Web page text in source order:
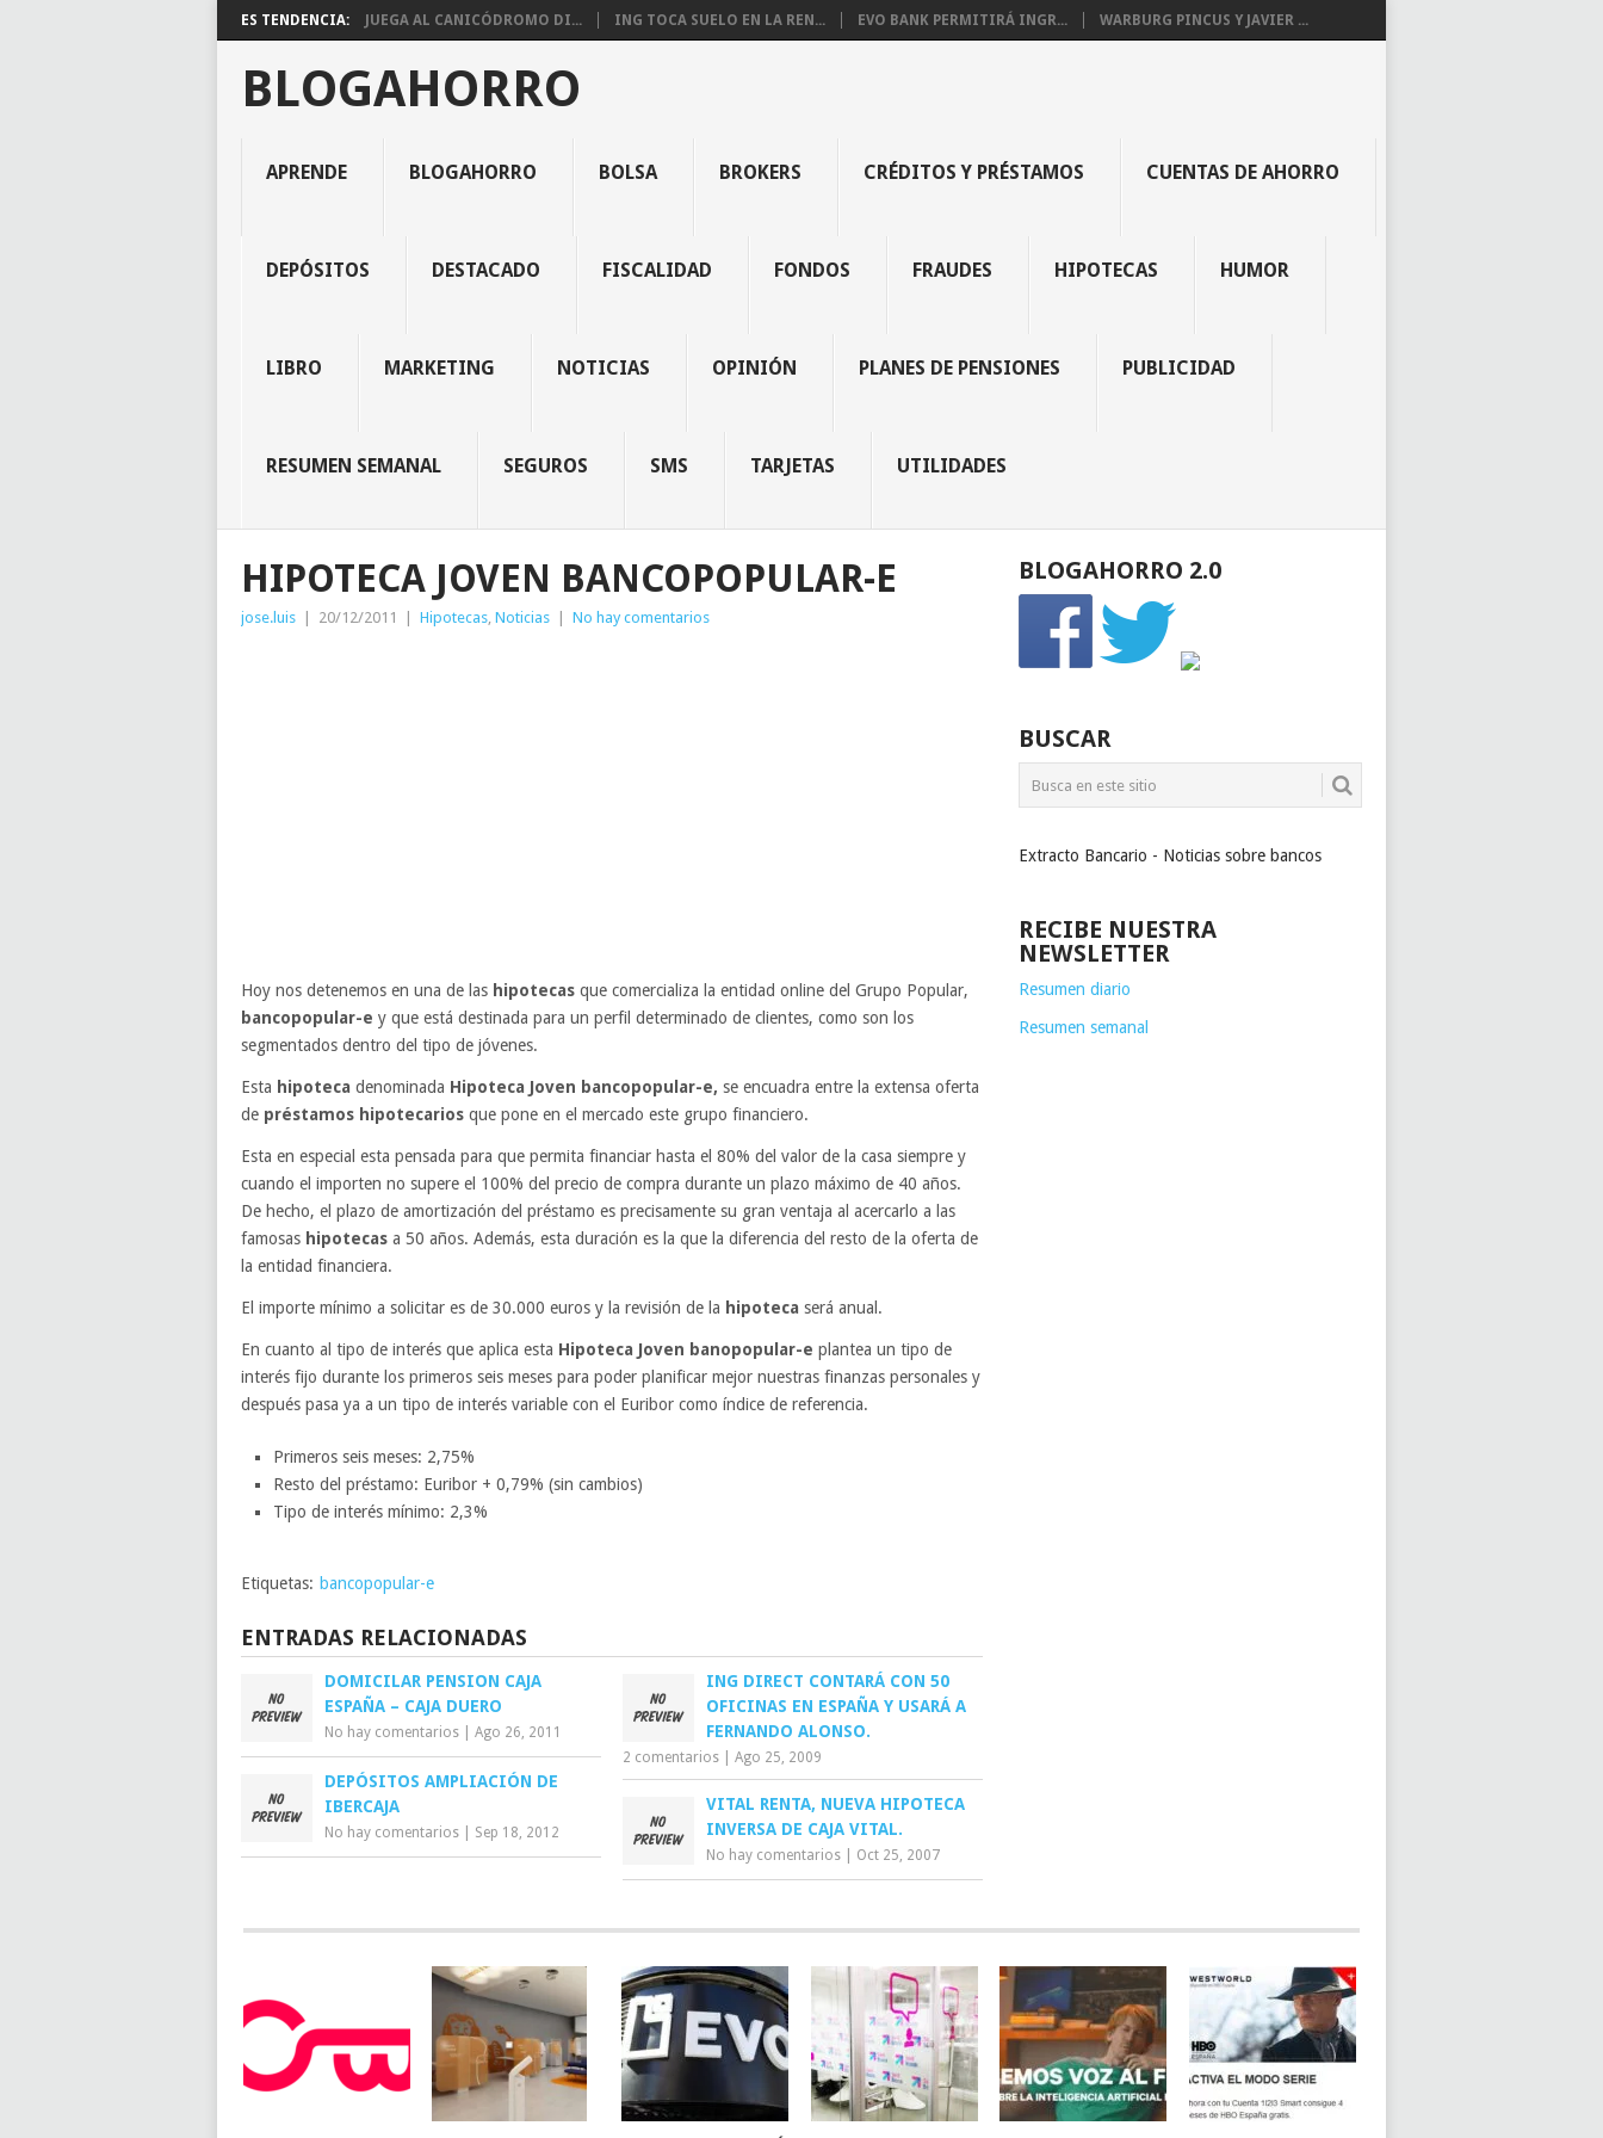
ES TENDENCIA: JUEGA AL CANICÓDROMO DI... ING TOCA SUELO EN LA REN... EVO BANK PERMITIRÁ INGR... WARBURG PINCUS Y JAVIER ...
BLOGAHORRO
APRENDE BLOGAHORRO BOLSA BROKERS CRÉDITOS Y PRÉSTAMOS CUENTAS DE AHORRO
DEPÓSITOS DESTACADO FISCALIDAD FONDOS FRAUDES HIPOTECAS HUMOR
LIBRO MARKETING NOTICIAS OPINIÓN PLANES DE PENSIONES PUBLICIDAD
RESUMEN SEMANAL SEGUROS SMS TARJETAS UTILIDADES
HIPOTECA JOVEN BANCOPOPULAR-E
jose.luis 20/12/2011 Hipotecas, Noticias No hay comentarios
Hoy nos detenemos en una de las hipotecas que comercializa la entidad online del Grupo Popular,
bancopopular-e y que está destinada para un perfil determinado de clientes, como son los
segmentados dentro del tipo de jóvenes.
Esta hipoteca denominada Hipoteca Joven bancopopular-e, se encuadra entre la extensa oferta
de préstamos hipotecarios que pone en el mercado este grupo financiero.
Esta en especial esta pensada para que permita financiar hasta el 80% del valor de la casa siempre y
cuando el importen no supere el 100% del precio de compra durante un plazo máximo de 40 años.
De hecho, el plazo de amortización del préstamo es precisamente su gran ventaja al acercarlo a las
famosas hipotecas a 50 años. Además, esta duración es la que la diferencia del resto de la oferta de
la entidad financiera.
El importe mínimo a solicitar es de 30.000 euros y la revisión de la hipoteca será anual.
En cuanto al tipo de interés que aplica esta Hipoteca Joven banopopular-e plantea un tipo de
interés fijo durante los primeros seis meses para poder planificar mejor nuestras finanzas personales y
después pasa ya a un tipo de interés variable con el Euribor como índice de referencia.
Primeros seis meses: 2,75%
Resto del préstamo: Euribor + 0,79% (sin cambios)
Tipo de interés mínimo: 2,3%
Etiquetas: bancopopular-e
ENTRADAS RELACIONADAS
DOMICILAR PENSION CAJA
ESPAÑA – CAJA DUERO
No hay comentarios Ago 26, 2011
ING DIRECT CONTARÁ CON 50
OFICINAS EN ESPAÑA Y USARÁ A
FERNANDO ALONSO.
2 comentarios |Ago 25, 2009
DEPÓSITOS AMPLIACIÓN DE
IBERCAJA
No hay comentarios Sep 18, 2012
VITAL RENTA, NUEVA HIPOTECA
INVERSA DE CAJA VITAL.
No hay comentarios Oct 25, 2007
BLOGAHORRO 2.0
BUSCAR
Extracto Bancario - Noticias sobre bancos
RECIBE NUESTRA
NEWSLETTER
Resumen diario
Resumen semanal